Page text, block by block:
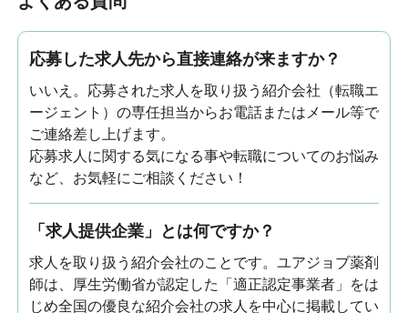
応募した求人先から直接連絡が来ますか？
いいえ。応募された求人を取り扱う紹介会社（転職エ
ージェント）の専任担当からお電話またはメール等で
ご連絡差し上げます。
応募求人に関する気になる事や転職についてのお悩み
など、お気軽にご相談ください！
「求人提供企業」とは何ですか？
求人を取り扱う紹介会社のことです。ユアジョブ薬剤
師は、厚生労働省が認定した「適正認定事業者」をは
じめ全国の優良な紹介会社の求人を中心に掲載してい